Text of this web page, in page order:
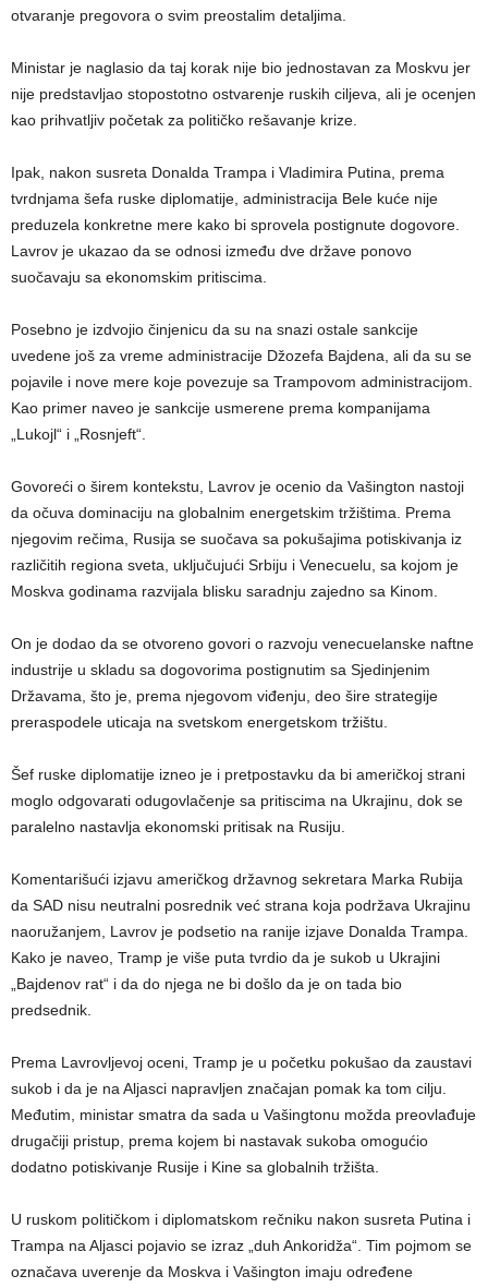
otvaranje pregovora o svim preostalim detaljima.
Ministar je naglasio da taj korak nije bio jednostavan za Moskvu jer
nije predstavljao stopostotno ostvarenje ruskih ciljeva, ali je ocenjen
kao prihvatljiv početak za političko rešavanje krize.
Ipak, nakon susreta Donalda Trampa i Vladimira Putina, prema
tvrdnjama šefa ruske diplomatije, administracija Bele kuće nije
preduzela konkretne mere kako bi sprovela postignute dogovore.
Lavrov je ukazao da se odnosi između dve države ponovo
suočavaju sa ekonomskim pritiscima.
Posebno je izdvojio činjenicu da su na snazi ostale sankcije
uvedene još za vreme administracije Džozefa Bajdena, ali da su se
pojavile i nove mere koje povezuje sa Trampovom administracijom.
Kao primer naveo je sankcije usmerene prema kompanijama
„Lukojl“ i „Rosnjeft“.
Govoreći o širem kontekstu, Lavrov je ocenio da Vašington nastoji
da očuva dominaciju na globalnim energetskim tržištima. Prema
njegovim rečima, Rusija se suočava sa pokušajima potiskivanja iz
različitih regiona sveta, uključujući Srbiju i Venecuelu, sa kojom je
Moskva godinama razvijala blisku saradnju zajedno sa Kinom.
On je dodao da se otvoreno govori o razvoju venecuelanske naftne
industrije u skladu sa dogovorima postignutim sa Sjedinjenim
Državama, što je, prema njegovom viđenju, deo šire strategije
preraspodele uticaja na svetskom energetskom tržištu.
Šef ruske diplomatije izneo je i pretpostavku da bi američkoj strani
moglo odgovarati odugovlačenje sa pritiscima na Ukrajinu, dok se
paralelno nastavlja ekonomski pritisak na Rusiju.
Komentarišući izjavu američkog državnog sekretara Marka Rubija
da SAD nisu neutralni posrednik već strana koja podržava Ukrajinu
naoružanjem, Lavrov je podsetio na ranije izjave Donalda Trampa.
Kako je naveo, Tramp je više puta tvrdio da je sukob u Ukrajini
„Bajdenov rat“ i da do njega ne bi došlo da je on tada bio
predsednik.
Prema Lavrovljevoj oceni, Tramp je u početku pokušao da zaustavi
sukob i da je na Aljasci napravljen značajan pomak ka tom cilju.
Međutim, ministar smatra da sada u Vašingtonu možda preovlađuje
drugačiji pristup, prema kojem bi nastavak sukoba omogućio
dodatno potiskivanje Rusije i Kine sa globalnih tržišta.
U ruskom političkom i diplomatskom rečniku nakon susreta Putina i
Trampa na Aljasci pojavio se izraz „duh Ankoridža“. Tim pojmom se
označava uverenje da Moskva i Vašington imaju određene